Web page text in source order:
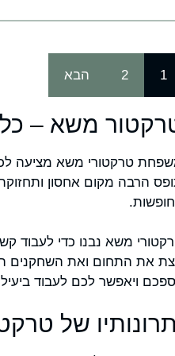
1
2 הבא
משא –
טרקטורי משא מציעה
הרבה מקום אחסון
משא נבנו כדי לעבוד
את התחום ואת השחקנים
ויאפשר לכם לעבוד
של